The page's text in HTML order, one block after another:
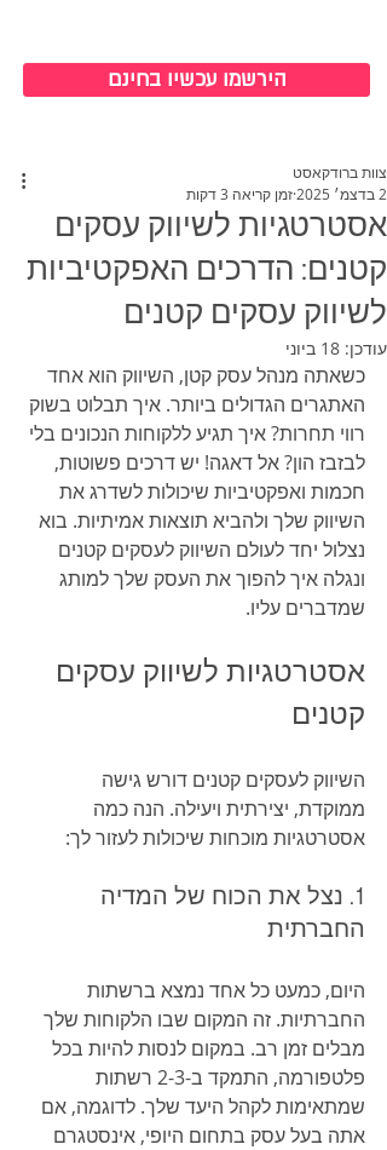
הירשמו עכשיו בחינם
אסטרטגיות לשיווק עסקים
קטנים: הדרכים האפקטיביות
לשיווק עסקים קטנים
צוות ברודקאסט
2 בדצמ׳ 2025
זמן קריאה 3 דקות
עודכן: 18 ביוני
כשאתה מנהל עסק קטן, השיווק הוא אחד
האתגרים הגדולים ביותר. איך תבלוט בשוק
רווי תחרות? איך תגיע ללקוחות הנכונים בלי
לבזבז הון? אל דאגה! יש דרכים פשוטות,
חכמות ואפקטיביות שיכולות לשדרג את
השיווק שלך ולהביא תוצאות אמיתיות. בוא
נצלול יחד לעולם השיווק לעסקים קטנים
ונגלה איך להפוך את העסק שלך למותג
שמדברים עליו.
אסטרטגיות לשיווק עסקים
קטנים
השיווק לעסקים קטנים דורש גישה
ממוקדת, יצירתית ויעילה. הנה כמה
אסטרטגיות מוכחות שיכולות לעזור לך:
1. נצל את הכוח של המדיה
החברתית
היום, כמעט כל אחד נמצא ברשתות
החברתיות. זה המקום שבו הלקוחות שלך
מבלים זמן רב. במקום לנסות להיות בכל
פלטפורמה, התמקד ב-2-3 רשתות
שמתאימות לקהל היעד שלך. לדוגמה, אם
אתה בעל עסק בתחום היופי, אינסטגרם